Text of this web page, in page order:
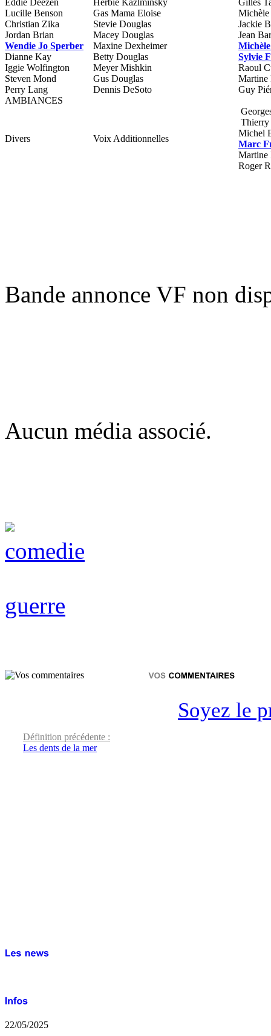
Lucille Benson
Gas Mama Eloise
Christian Zika
Stevie Douglas
Jackie
Jordan Brian
Macey Douglas
Jean
Wendie Jo Sperber
Maxine Dexheimer
Dianne Kay
Betty Douglas
Sylvie
Iggie Wolfington
Meyer Mishkin
Raoul
Steven Mond
Gus Douglas
Martine
Perry Lang
Dennis DeSoto
Guy
AMBIANCES
Divers Voix Additionnelles
Thierry
Michel
Marc
Martine
Roger
Bande annonce VF non
Aucun média associé.
comedie
guerre
Soyez le
Définition précédente :
Les dents de la mer
22/05/2025